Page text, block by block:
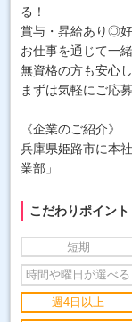
る！
賞与・昇給あり◎
お仕事を通じて一
無資格の方も安心
まずは気軽にご応
《企業のご紹介》
兵庫県姫路市に本
業部」
こだわりポイント
短期
時間や曜日が選べる
週4日以上